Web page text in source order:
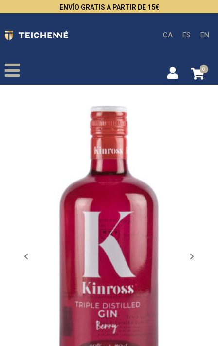
ENVÍO GRATIS A PARTIR DE 15€
CA ES EN
0